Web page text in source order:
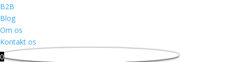
B2B
Blog
Om os
Kontakt os
0